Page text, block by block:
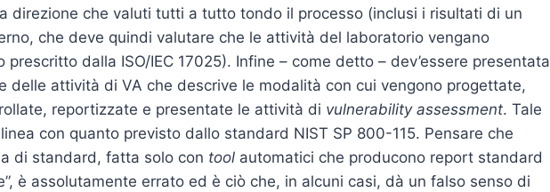
direzione che valuti tutti a tutto tondo il processo (inclusi i risultati di un
che deve quindi valutare che le attività del laboratorio vengano
dalla ISO/IEC 17025). Infine – come detto – dev’essere presentata
delle attività di VA che descrive le modalità con cui vengono progettate,
reportizzate e presentate le attività di vulnerability assessment. Tale
con quanto previsto dallo standard NIST SP 800-115. Pensare che
di standard, fatta solo con tool automatici che producono report standard
è assolutamente errato ed è ciò che, in alcuni casi, dà un falso senso di